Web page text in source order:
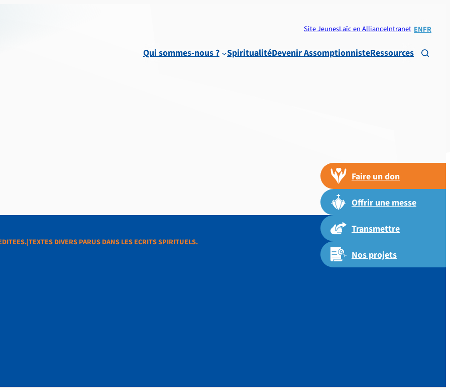
Site JeunesLaïc en AllianceIntranet ENFR
Qui sommes-nous ? SpiritualitéDevenir AssomptionnisteRessources 
Faire un don
Offrir une messe
Transmettre
Nos projets
DIVERS PARUS DANS LES ECRITS SPIRITUELS.
EDITEES.|TEXTES